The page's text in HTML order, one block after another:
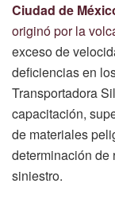
Ciudad de
originó por la
exceso de
deficiencias en
Transportadora
capacitación,
de materiales
determinación de
siniestro.